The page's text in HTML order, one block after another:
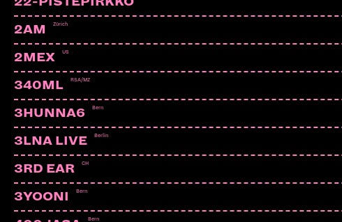
FIRST AID KIT
2AM Zürich
2MEX US
340ML RSA/MZ
3HUNNA6 Bern
3LNA LIVE Berlin
3RD EAR CH
3YOONI Bern
Bern